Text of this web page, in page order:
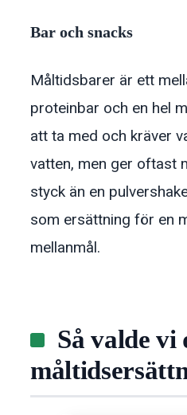
Bar och snacks
Måltidsbarer är ett
proteinbar och en hel
att ta med och kräver
vatten, men ger oftast
styck än en
som ersättning för en
mellanmål.
Så valde vi